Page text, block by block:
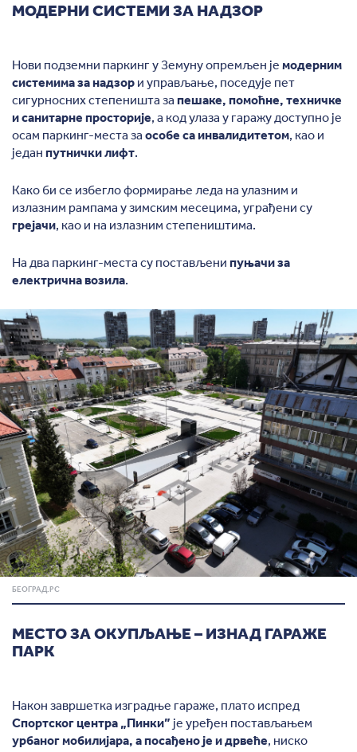
МОДЕРНИ СИСТЕМИ ЗА НАДЗОР
Нови подземни паркинг у Земуну опремљен је модерним
системима за надзор и управљање, поседује пет
сигурносних степеништа за пешаке, помоћне, техничке
и санитарне просторије, а код улаза у гаражу доступно је
осам паркинг-места за особе са инвалидитетом, као и
један путнички лифт.
Како би се избегло формирање леда на улазним и
излазним рампама у зимским месецима, уграђени су
грејачи, као и на излазним степеништима.
На два паркинг-места су постављени пуњачи за
електрична возила.
БЕОГРАД.РС
МЕСТО ЗА ОКУПЉАЊЕ – ИЗНАД ГАРАЖЕ
ПАРК
Након завршетка изградње гараже, плато испред
Спортског центра „Пинки” је уређен постављањем
урбаног мобилијара, а посађено је и дрвеће, ниско